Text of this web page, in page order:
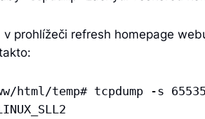
v prohlížeči refresh homepage
html/temp# tcpdump -